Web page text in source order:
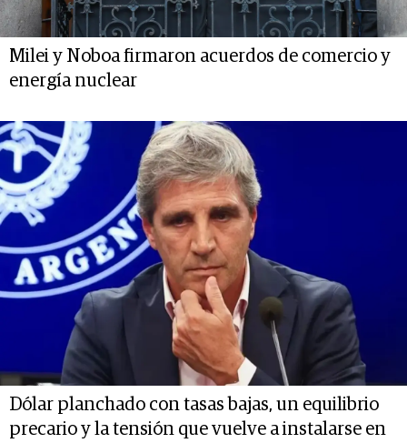
Milei y Noboa firmaron acuerdos de comercio y
energía nuclear
Dólar planchado con tasas bajas, un equilibrio
precario y la tensión que vuelve a instalarse en